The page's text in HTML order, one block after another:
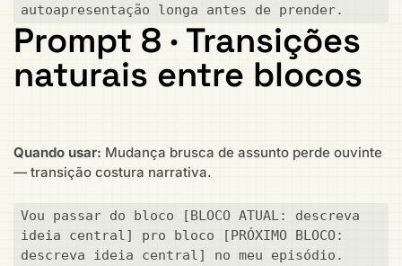
autoapresentação longa antes de prender.
Prompt 8 · Transições
naturais entre blocos
Quando usar: Mudança brusca de assunto perde ouvinte
— transição costura narrativa.
Vou passar do bloco [BLOCO ATUAL: descreva
ideia central] pro bloco [PRÓXIMO BLOCO:
descreva ideia central] no meu episódio.